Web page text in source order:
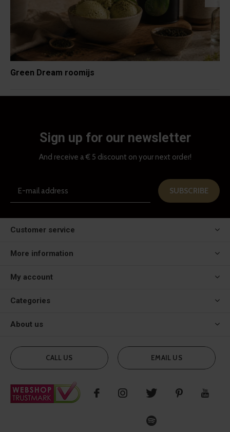
Green Dream roomijs
Sign up for our newsletter
And receive a € 5 discount on your next order!
SUBSCRIBE
Customer service
More information
My account
Categories
About us
CALL US EMAIL US